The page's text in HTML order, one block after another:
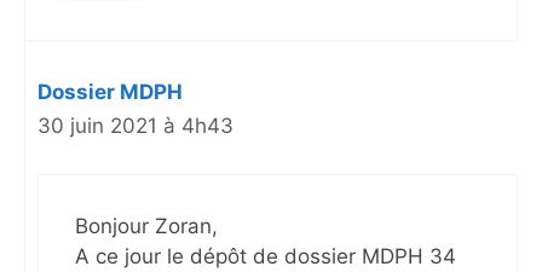
Dossier MDPH
30 juin 2021 à 4h43
Bonjour Zoran,
A ce jour le dépôt de dossier MDPH 34